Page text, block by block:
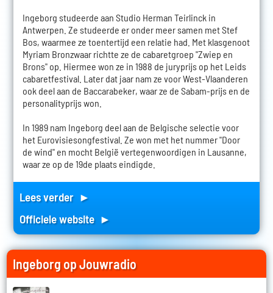
Ingeborg studeerde aan Studio Herman Teirlinck in
Antwerpen. Ze studeerde er onder meer samen met Stef
Bos, waarmee ze toentertijd een relatie had. Met klasgenoot
Myriam Bronzwaar richtte ze de cabaretgroep "Zwiep en
Brons" op. Hiermee won ze in 1988 de juryprijs op het Leids
cabaretfestival. Later dat jaar nam ze voor West-Vlaanderen
ook deel aan de Baccarabeker, waar ze de Sabam-prijs en de
personalityprijs won.
In 1989 nam Ingeborg deel aan de Belgische selectie voor
het Eurovisiesongfestival. Ze won met het nummer "Door
de wind" en mocht België vertegenwoordigen in Lausanne,
waar ze op de 19de plaats eindigde.
Lees verder ►
Officiele website ►
Ingeborg op Jouwradio